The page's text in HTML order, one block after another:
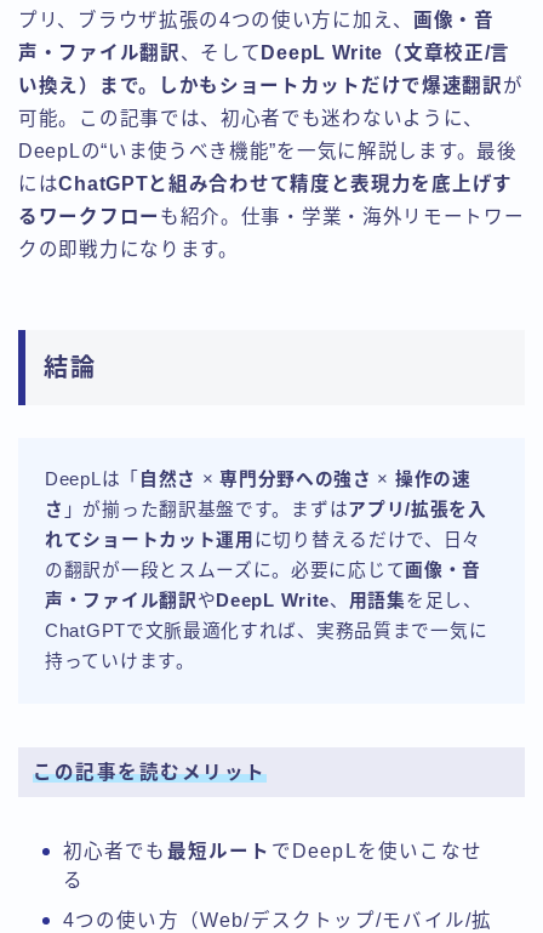
プリ、ブラウザ拡張の4つの使い方に加え、 画像・音
声・ファイル翻訳、そして DeepL Write（文章校正/言
い換え）まで。しかもショートカットだけで爆速翻訳が
可能。この記事では、初心者でも迷わないように、
DeepLの“いま使うべき機能”を一気に解説します。最後
にはChatGPTと組み合わせて精度と表現力を底上げす
るワークフロー も紹介。仕事・学業・海外リモートワー
クの即戦力になります。
結論
DeepLは「 自然さ ×専門分野への強さ × 操作の速
さ 」が揃った翻訳基盤です。まずはアプリ/拡張を入
れてショートカット運用 に切り替えるだけで、日々
の翻訳が一段とスムーズに。必要に応じて画像・音
声・ファイル翻訳や DeepL Write、 用語集を足し、
ChatGPTで文脈最適化すれば、実務品質まで一気に
持っていけます。
この記事を読むメリット
初心者でも 最短ルート でDeepLを使いこなせ
る
4つの使い方（Web/デスクトップ/モバイル/拡